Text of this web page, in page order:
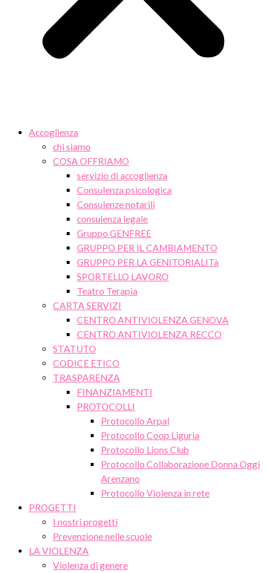
Accoglienza
chi siamo
COSA OFFRIAMO
servizio di accoglienza
Consulenza psicologica
Consulenze notarili
consulenza legale
Gruppo GENFREE
GRUPPO PER IL CAMBIAMENTO
GRUPPO PER LA GENITORIALITà
SPORTELLO LAVORO
Teatro Terapia
CARTA SERVIZI
CENTRO ANTIVIOLENZA GENOVA
CENTRO ANTIVIOLENZA RECCO
STATUTO
CODICE ETICO
TRASPARENZA
FINANZIAMENTI
PROTOCOLLI
Protocollo Arpal
Protocollo Coop Liguria
Protocollo Lions Club
Protocollo Collaborazione Donna Oggi
Arenzano
Protocollo Violenza in rete
PROGETTI
I nostri progetti
Prevenzione nelle scuole
LA VIOLENZA
Violenza di genere